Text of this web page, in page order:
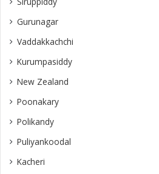
Gurunagar
Vaddakkachchi
Kurumpasiddy
New Zealand
Poonakary
Polikandy
Puliyankoodal
Kacheri